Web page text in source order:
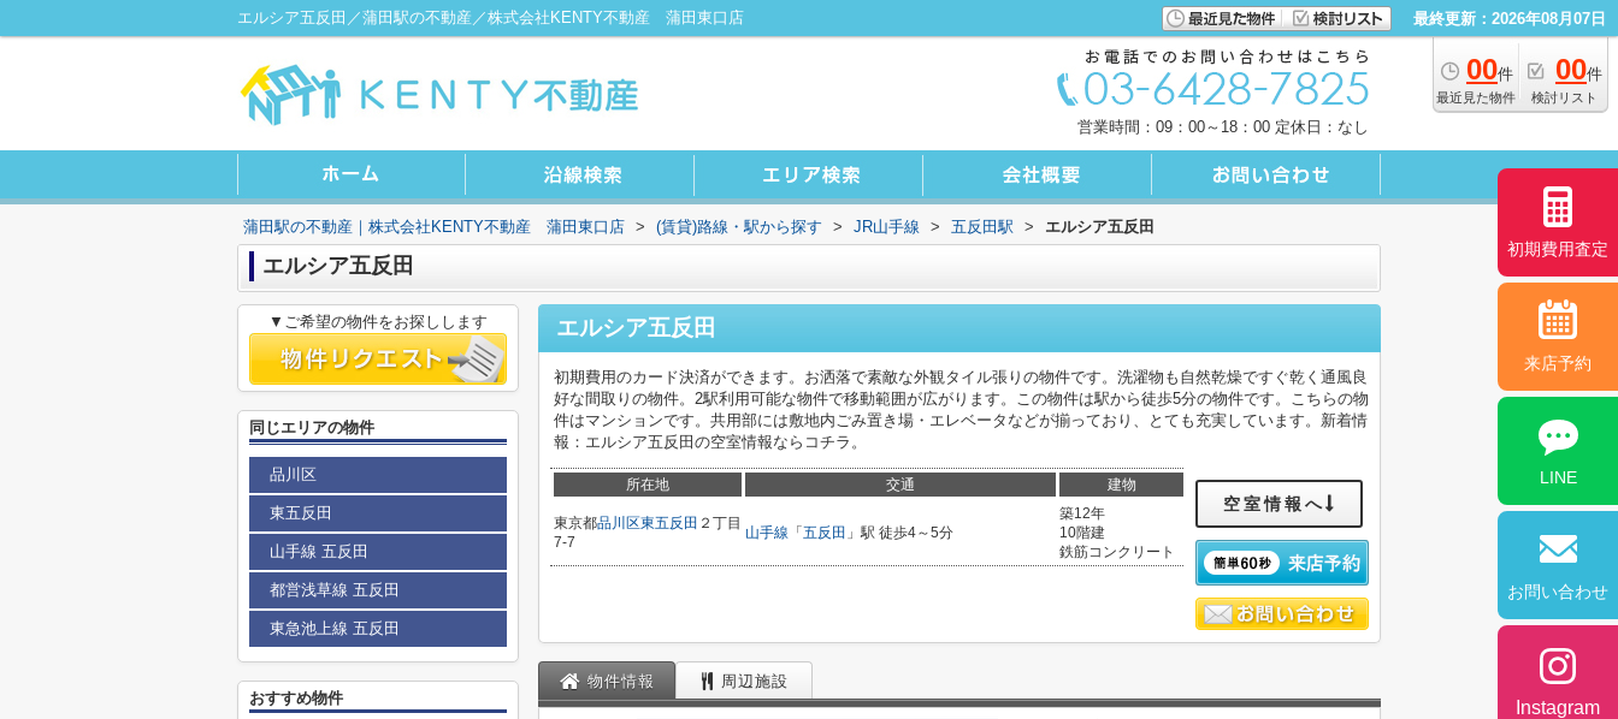
エルシア五反田／蒲田駅の不動産／株式会社KENTY不動産 蒲田東口店 最終更新：2026年08月07日
00件
最近見た物件
00件
検討リスト
営業時間：09：00～18：00 定休日：なし
蒲田駅の不動産｜株式会社KENTY不動産 蒲田東口店 > (賃貸)路線・駅から探す > JR山手線 > 五反田駅 > エルシア五反田
エルシア五反田
エルシア五反田
初期費用のカード決済ができます。お洒落で素敵な外観タイル張りの物件です。洗濯物も自然乾燥ですぐ乾く通風良
好な間取りの物件。2駅利用可能な物件で移動範囲が広がります。この物件は駅から徒歩5分の物件です。こちらの物
件はマンションです。共用部には敷地内ごみ置き場・エレベータなどが揃っており、とても充実しています。新着情
報：エルシア五反田の空室情報ならコチラ。
所在地 交通 建物
東京都品川区東五反田 ２丁目
7-7
山手線 「 五反田 」駅 徒歩4～5分
築12年
10階建
鉄筋コンクリート
空室情報へ
物件情報 周辺施設
▼ご希望の物件をお探しします
同じエリアの物件
品川区
東五反田
山手線 五反田
都営浅草線 五反田
東急池上線 五反田
おすすめ物件
初期費用査定
来店予約
LINE
お問い合わせ
Instagram